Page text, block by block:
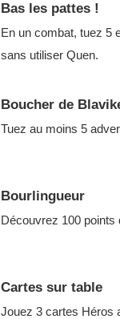
Bas les pattes !
En un combat, tuez 5
sans utiliser Quen.
Boucher de
Tuez au moins 5
Bourlingueur
Découvrez 100 points
Cartes sur table
Jouez 3 cartes Héros